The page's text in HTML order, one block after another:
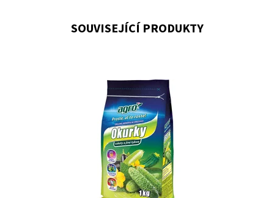
SOUVISEJÍCÍ PRODUKTY
AGRO Organominerální hnojivo pro okurky, cukety a jiné
tykve je vydatné hnojivo, které dodá díky
svému unikátnímu složení rostlinám potřebné živiny...
Skladem 8
26140
AGRO CS